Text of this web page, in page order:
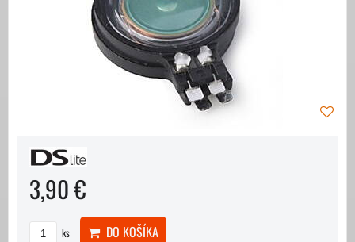
3,90 €
ks DO KOŠÍKA